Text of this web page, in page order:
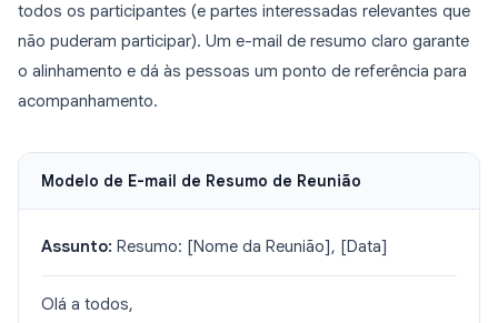
todos os participantes (e partes interessadas relevantes que
não puderam participar). Um e-mail de resumo claro garante
o alinhamento e dá às pessoas um ponto de referência para
acompanhamento.
Modelo de E-mail de Resumo de Reunião
Assunto: Resumo: [Nome da Reunião], [Data]
Olá a todos,